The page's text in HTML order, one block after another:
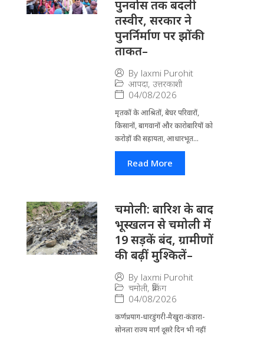
पुनर्वास तक बदली
तस्वीर, सरकार ने
पुनर्निर्माण पर झोंकी
ताकत–
By laxmi Purohit
आपदा, उत्तरकाशी
04/08/2026
मृतकों के आश्रितों, बेघर परिवारों,
किसानों, बागवानों और कारोबारियों को
करोड़ों की सहायता, आधारभूत...
Read More
चमोली: बारिश के बाद
भूस्खलन से चमोली में
19 सड़कें बंद, ग्रामीणों
की बढ़ीं मुश्किलें–
By laxmi Purohit
चमोली, ब्रेकिंग
04/08/2026
कर्णप्रयाग-धारडुंगरी-मैखुरा-कंडारा-
सोनला राज्य मार्ग दूसरे दिन भी नहीं